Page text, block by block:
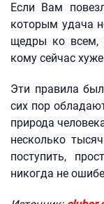
Если Вам
которым удача
щедры ко всем,
кому сейчас
Эти правила
сих пор
природа
несколько
поступить,
никогда не